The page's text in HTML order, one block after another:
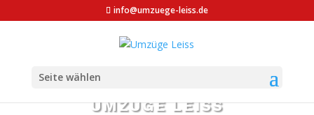
info@umzuege-leiss.de
Seite wählen
UMZÜGE LEISS